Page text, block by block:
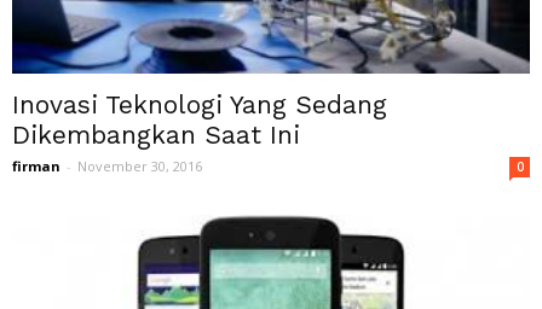
Inovasi Teknologi Yang Sedang
Dikembangkan Saat Ini
firman - November 30, 2016 0